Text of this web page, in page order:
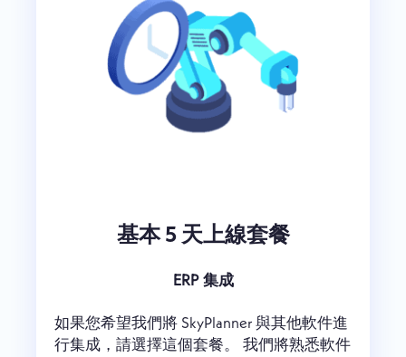
基本 5 天上線套餐
ERP 集成
如果您希望我們將 SkyPlanner 與其他軟件進
行集成，請選擇這個套餐。 我們將熟悉軟件